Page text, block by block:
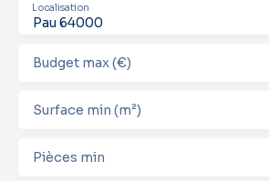
Pau 64000
Localisation
Budget max (€)
Surface min (m²)
Pièces min